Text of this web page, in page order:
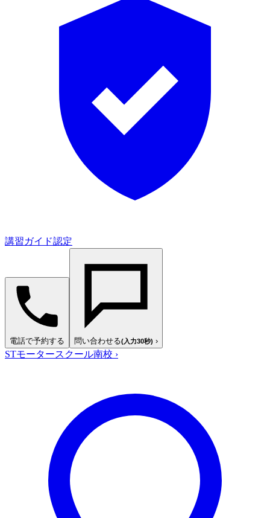
講習ガイド認定
電話で予約する 問い合わせる(入力30秒) ›
STモータースクール南校 ›